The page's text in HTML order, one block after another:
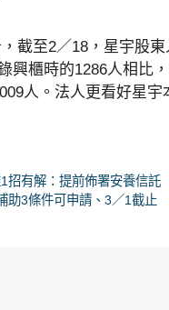
截至2／18，星宇股
興櫃時的1286人相比
人。法人更看好星
有解：提前佈署安養信託
3條件可申請、3／1截止